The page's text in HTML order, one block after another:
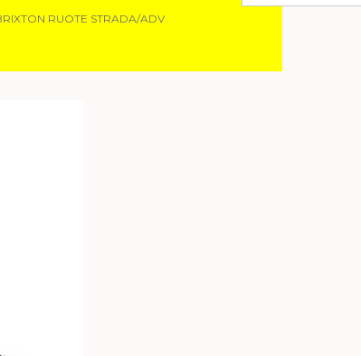
RUOTE STRADA/ADV